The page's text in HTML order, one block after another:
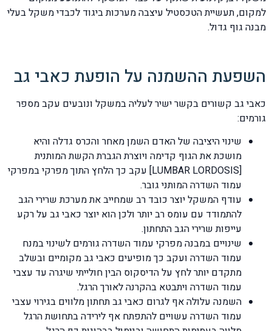
למקום, תעשיית הטכסטיל עיצבה מערכות ביגוד לכבדי משקל בעלי
מבנה גוף גדול.
השפעת ההשמנה על הופעת כאבי גב
כאבי גב קשורים בקשר ישיר לעליה במשקל ונובעים עקב מספר
גורמים:
שינוי היציבה של האדם השמן מאחר והכרס גדלה והיא
מושכת את הגוף קדימה ויוצרת הגברת הקשת המותנית
[LUMBAR LORDOSIS] עקב כך הלחץ התוך מפרקי במפרקי
עמוד השדרה המותני גובר.
עודף המשקל יוצר כובד רב שמחייב את מערכת שרירי הגב
להתמודד עם עומס רב יותר ולכן הוא יוצר כאבי גב על רקע
עייפות שרירי הגב התחתון.
שינויים במבנה מפרקי עמוד השדרה גורמים לשינוי במנח
עמוד השדרה ועקב כך מופיעים כאבי גב מקומיים ובשלב
מתקדם יותר לחץ על הדיסקוס הבין חולייתי שיגרה עד עצבי
עמוד השדרה ויתבטא בהקרנה לאורך הרגל.
השמנה עלולה אף לגרום כאבי גב תחתון מלווים בגירוי עצבי
עמוד השדרה עשויים להתפתח אף לירידה בתחושת הרגל